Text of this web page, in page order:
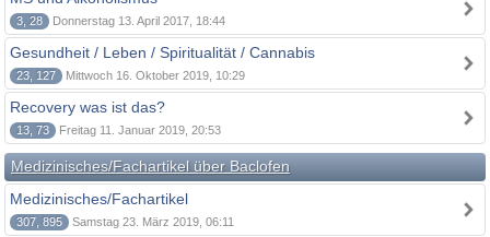
3, 28 Donnerstag 13. April 2017, 18:44
Gesundheit / Leben / Spiritualität / Cannabis
23, 127 Mittwoch 16. Oktober 2019, 10:29
Recovery was ist das?
13, 73 Freitag 11. Januar 2019, 20:53
Medizinisches/Fachartikel über Baclofen
Medizinisches/Fachartikel
307, 895 Samstag 23. März 2019, 06:11